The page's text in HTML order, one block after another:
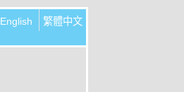
English 繁體中文